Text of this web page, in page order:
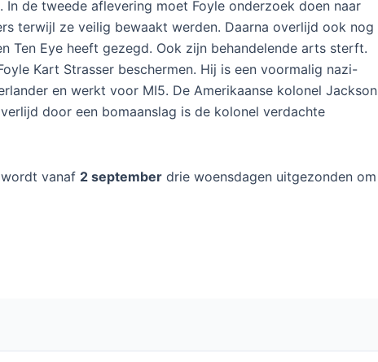
In de tweede aflevering moet Foyle onderzoek doen naar
terwijl ze veilig bewaakt werden. Daarna overlijd ook nog
Ten Eye heeft gezegd. Ook zijn behandelende arts sterft.
Kart Strasser beschermen. Hij is een voormalig nazi-
en werkt voor MI5. De Amerikaanse kolonel Jackson
door een bomaanslag is de kolonel verdachte
wordt vanaf 2 september drie woensdagen uitgezonden om